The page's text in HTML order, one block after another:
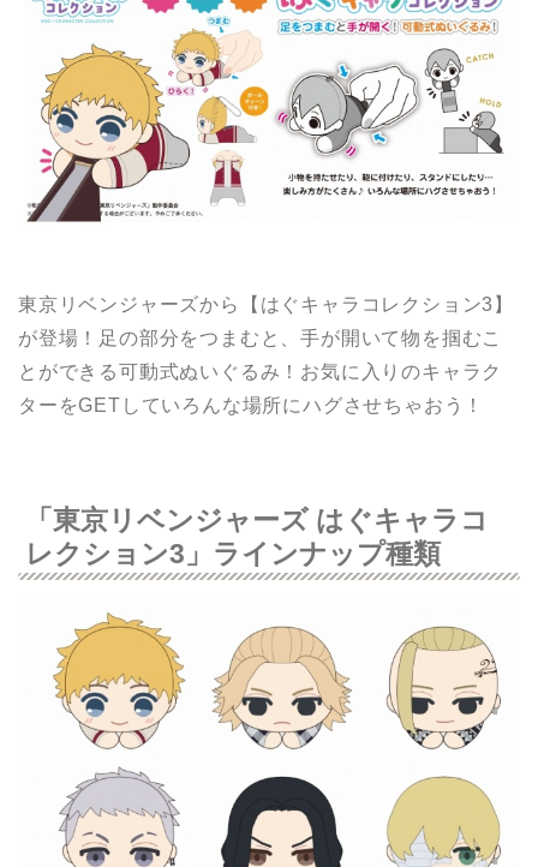
東京リベンジャーズから【はぐキャラコレクション3】
が登場！足の部分をつまむと、手が開いて物を掴むこ
とができる可動式ぬいぐるみ！お気に入りのキャラク
ターをGETしていろんな場所にハグさせちゃおう！
「東京リベンジャーズ はぐキャラコ
レクション3」ラインナップ種類